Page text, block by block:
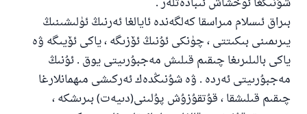
بىراق ئىسلام مىراسقا كەلگەندە ئايالغا ئەرنىڭ ئۈلىشىنىڭ
يىرىمىنى بىكىتتى ، چۈنكى ئۇنىڭ ئۆزىگە ، ياكى ئۆيىگە ۋە
ياكى بالىلىرىغا چىقىم قىلىش مەجبۇرىيتى يوق . ئۇنىڭ
مەجبۇرىيتى ئەردە . ۋە شۇنىڭدەك ئەركىشى مىھمانلارغا
چىقىم قىلىشقا ، قۇتقۇزۇش پۇلىنى(دىيەت) بىرىشكە ،
ئائىلىنى ساقلاپ قالدى
ئۇممەتكە جاۋاپ بېرىشىمىزگە ياردەم قىلىڭ
پەيغەمبەرئەلەيھىسسالام مۇنداق دېگەن:
ياخشىلىققا باشلارپ قويغان كىشى قىلغۇچىغا
ئوخشاش ساۋاپقا ئېرىشىدۇ